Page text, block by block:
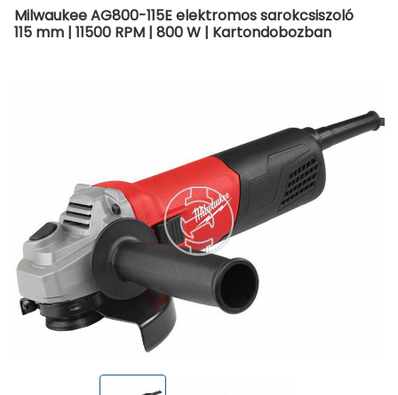
Milwaukee AG800-115E elektromos sarokcsiszoló
115 mm | 11500 RPM | 800 W | Kartondobozban